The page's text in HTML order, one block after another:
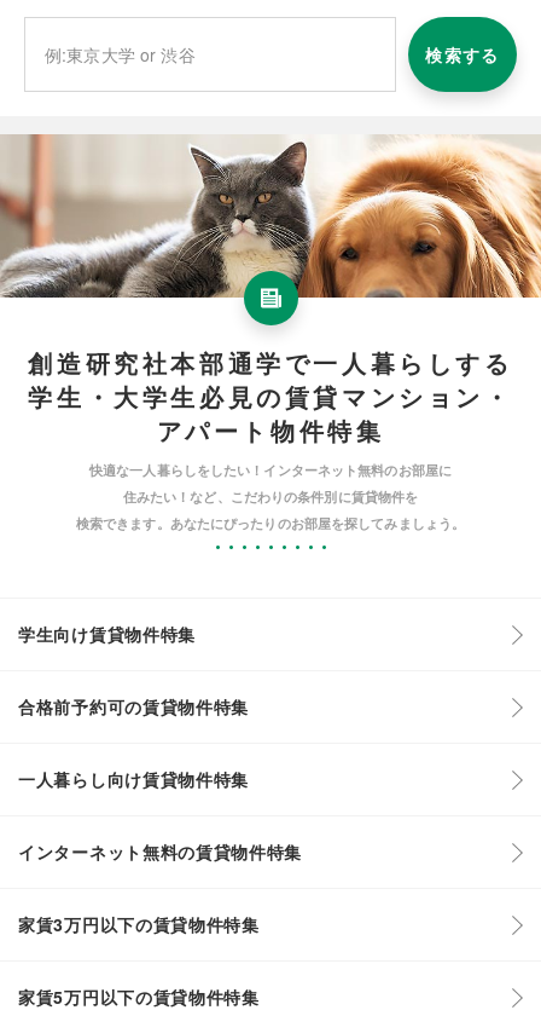
検索する
創造研究社本部通学で一人暮らしする
学生・大学生必見の賃貸マンション・
アパート物件特集
快適な一人暮らしをしたい！インターネット無料のお部屋に
住みたい！など、こだわりの条件別に賃貸物件を
検索できます。あなたにぴったりのお部屋を探してみましょう。
学生向け賃貸物件特集
合格前予約可の賃貸物件特集
一人暮らし向け賃貸物件特集
インターネット無料の賃貸物件特集
家賃3万円以下の賃貸物件特集
家賃5万円以下の賃貸物件特集